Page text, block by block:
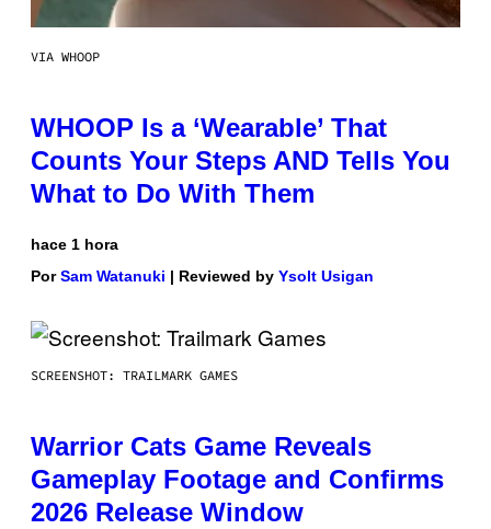
VIA WHOOP
WHOOP Is a ‘Wearable’ That
Counts Your Steps AND Tells You
What to Do With Them
hace 1 hora
PorSam Watanuki | Reviewed by Ysolt Usigan
SCREENSHOT: TRAILMARK GAMES
Warrior Cats Game Reveals
Gameplay Footage and Confirms
2026 Release Window